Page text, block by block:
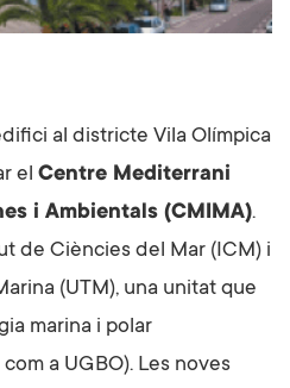
al districte Vila Olímpica
el Centre Mediterrani
i Ambientals (CMIMA).
de Ciències del Mar (ICM) i
(UTM), una unitat que
marina i polar
a UGBO). Les noves